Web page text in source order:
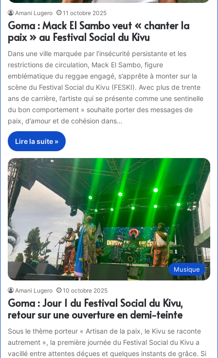
Amani Lugero 11 octobre 2025
Goma : Mack El Sambo veut « chanter la
paix » au Festival Social du Kivu
Dans une ville marquée par l’insécurité persistante et les
restrictions de circulation, Mack El Sambo, figure
emblématique du reggae engagé, s’apprête à monter sur la
scène du Festival Social du Kivu (FESKI). Avec plus de trente
ans de carrière, l’artiste qui se présente comme une sentinelle
du bon comportement » souhaite porter des messages de
paix, d’amour et de cohésion dans…
Lire la suite »
Musique
Amani Lugero 10 octobre 2025
Goma : Jour 1 du Festival Social du Kivu,
retour sur une ouverture en demi-teinte
Sous le thème porteur « Artisan de la paix, le Kivu se raconte
autrement », la première journée du Festival Social du Kivu a
vacillé entre attentes déçues et quelques instants de grâce. Si